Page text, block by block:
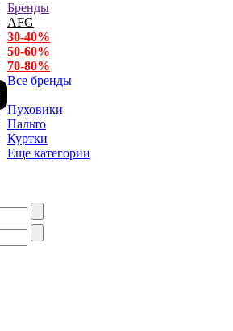
Бренды
AFG
30-40%
50-60%
70-80%
Все бренды
Пуховики
Пальто
Куртки
Еще категории